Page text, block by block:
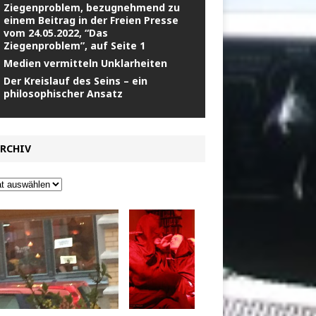
Ziegenproblem, bezugnehmend zu
einem Beitrag in der Freien Presse
vom 24.05.2022, “Das
Ziegenproblem”, auf Seite 1
Medien vermitteln Unklarheiten
Der Kreislauf des Seins – ein
philosophischer Ansatz